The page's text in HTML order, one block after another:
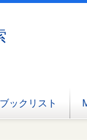
ブックリスト